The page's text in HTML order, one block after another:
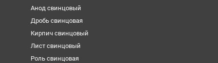
Анод свинцовый
Дробь свинцовая
Кирпич свинцовый
Лист свинцовый
Роль свинцовая